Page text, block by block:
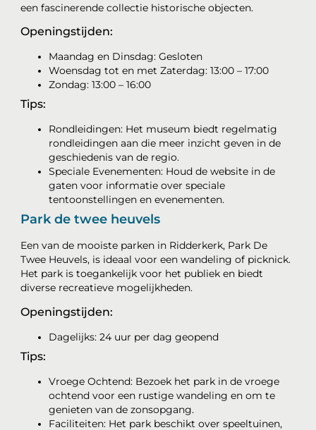
een fascinerende collectie historische objecten.
Openingstijden:
Maandag en Dinsdag: Gesloten
Woensdag tot en met Zaterdag: 13:00 – 17:00
Zondag: 13:00 – 16:00
Tips:
Rondleidingen: Het museum biedt regelmatig
rondleidingen aan die meer inzicht geven in de
geschiedenis van de regio.
Speciale Evenementen: Houd de website in de
gaten voor informatie over speciale
tentoonstellingen en evenementen.
Park de twee heuvels
Een van de mooiste parken in Ridderkerk, Park De
Twee Heuvels, is ideaal voor een wandeling of picknick.
Het park is toegankelijk voor het publiek en biedt
diverse recreatieve mogelijkheden.
Openingstijden:
Dagelijks: 24 uur per dag geopend
Tips:
Vroege Ochtend: Bezoek het park in de vroege
ochtend voor een rustige wandeling en om te
genieten van de zonsopgang.
Faciliteiten: Het park beschikt over speeltuinen,